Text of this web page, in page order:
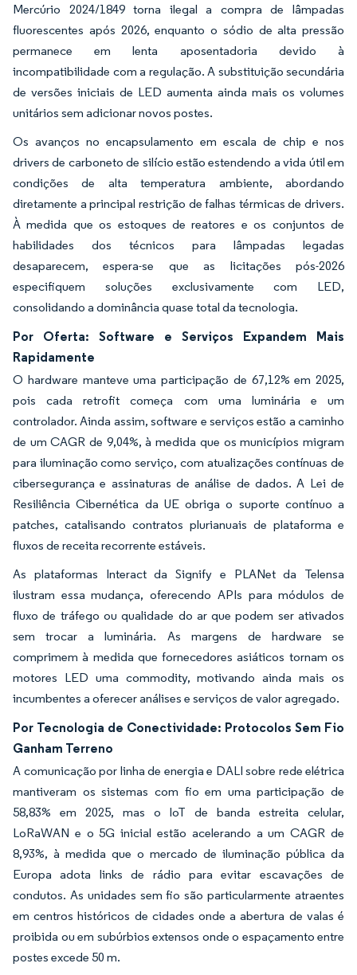
Mercúrio 2024/1849 torna ilegal a compra de lâmpadas
fluorescentes após 2026, enquanto o sódio de alta pressão
permanece em lenta aposentadoria devido à
incompatibilidade com a regulação. A substituição secundária
de versões iniciais de LED aumenta ainda mais os volumes
unitários sem adicionar novos postes.
Os avanços no encapsulamento em escala de chip e nos
drivers de carboneto de silício estão estendendo a vida útil em
condições de alta temperatura ambiente, abordando
diretamente a principal restrição de falhas térmicas de drivers.
À medida que os estoques de reatores e os conjuntos de
habilidades dos técnicos para lâmpadas legadas
desaparecem, espera-se que as licitações pós-2026
especifiquem soluções exclusivamente com LED,
consolidando a dominância quase total da tecnologia.
Por Oferta: Software e Serviços Expandem Mais
Rapidamente
O hardware manteve uma participação de 67,12% em 2025,
pois cada retrofit começa com uma luminária e um
controlador. Ainda assim, software e serviços estão a caminho
de um CAGR de 9,04%, à medida que os municípios migram
para iluminação como serviço, com atualizações contínuas de
cibersegurança e assinaturas de análise de dados. A Lei de
Resiliência Cibernética da UE obriga o suporte contínuo a
patches, catalisando contratos plurianuais de plataforma e
fluxos de receita recorrente estáveis.
As plataformas Interact da Signify e PLANet da Telensa
ilustram essa mudança, oferecendo APIs para módulos de
fluxo de tráfego ou qualidade do ar que podem ser ativados
sem trocar a luminária. As margens de hardware se
comprimem à medida que fornecedores asiáticos tornam os
motores LED uma commodity, motivando ainda mais os
incumbentes a oferecer análises e serviços de valor agregado.
Por Tecnologia de Conectividade: Protocolos Sem Fio
Ganham Terreno
A comunicação por linha de energia e DALI sobre rede elétrica
mantiveram os sistemas com fio em uma participação de
58,83% em 2025, mas o IoT de banda estreita celular,
LoRaWAN e o 5G inicial estão acelerando a um CAGR de
8,93%, à medida que o mercado de iluminação pública da
Europa adota links de rádio para evitar escavações de
condutos. As unidades sem fio são particularmente atraentes
em centros históricos de cidades onde a abertura de valas é
proibida ou em subúrbios extensos onde o espaçamento entre
postes excede 50 m.